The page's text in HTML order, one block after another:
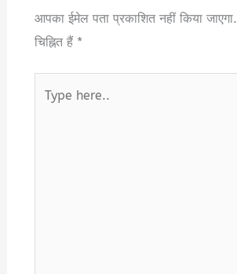
आपका ईमेल पता प्रकाशित नहीं किया जाएगा.
चिह्नित हैं *
here..